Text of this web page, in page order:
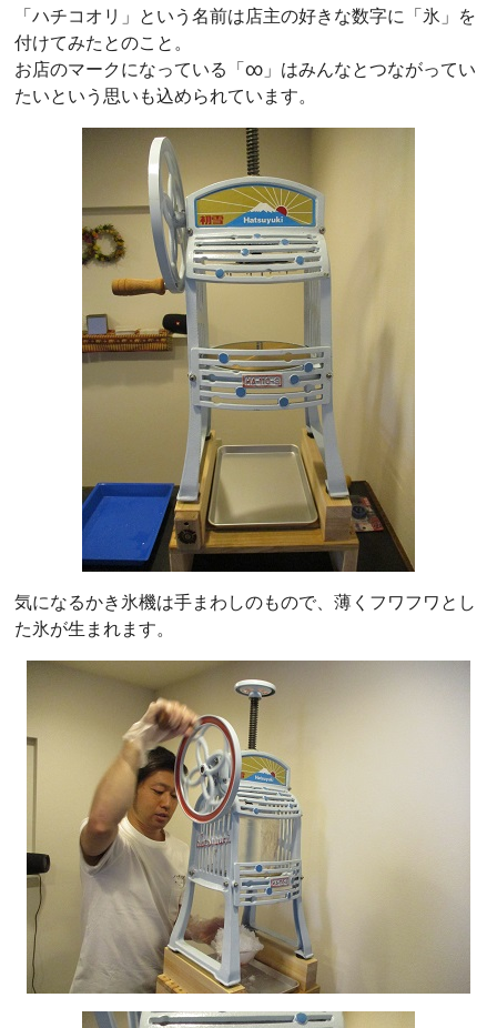
「ハチコオリ」という名前は店主の好きな数字に「氷」を
付けてみたとのこと。
お店のマークになっている「∞」はみんなとつながってい
たいという思いも込められています。
気になるかき氷機は手まわしのもので、薄くフワフワとし
た氷が生まれます。